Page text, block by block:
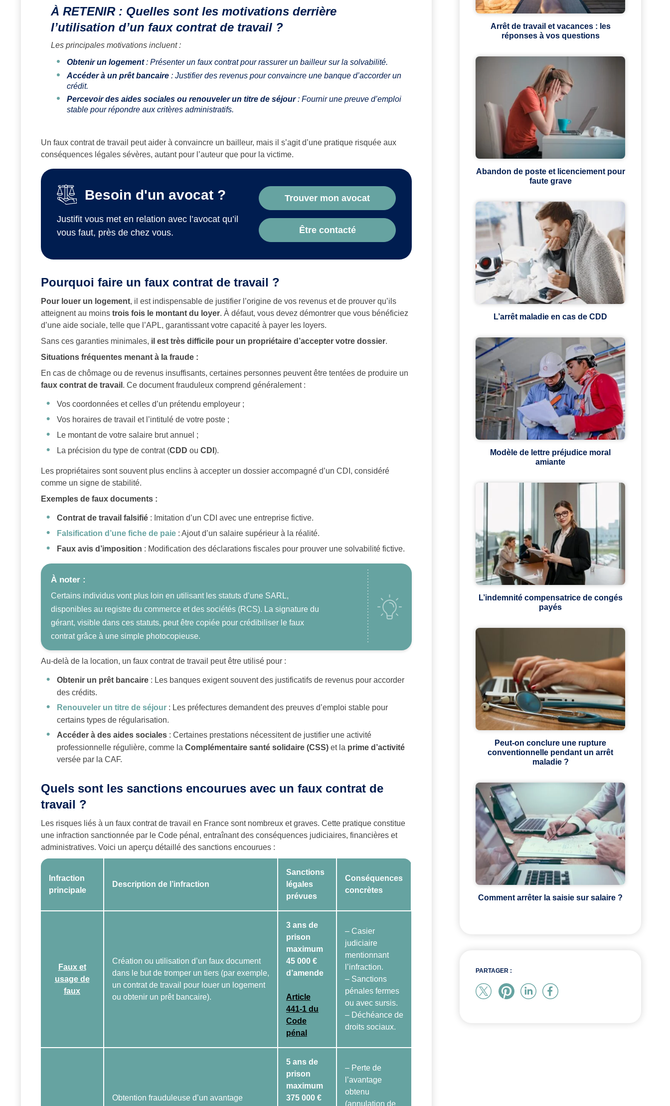
À RETENIR : Quelles sont les motivations derrière
l’utilisation d’un faux contrat de travail ?
Les principales motivations incluent :
Obtenir un logement: Présenter un faux contrat pour rassurer un bailleur sur la solvabilité.
Accéder à un prêt bancaire : Justifier des revenus pour convaincre une banque d’accorder un
crédit.
Percevoir des aides sociales ou renouveler un titre de séjour: Fournir une preuve d’emploi
stable pour répondre aux critères administratifs.
Un faux contrat de travail peut aider à convaincre un bailleur, mais il s’agit d’une pratique risquée aux
conséquences légales sévères, autant pour l’auteur que pour la victime.
Besoin d'un avocat ?
Justifit vous met en relation avec l’avocat qu’il
vous faut, près de chez vous.
Trouver mon avocat
Être contacté
Pourquoi faire un faux contrat de travail ?
Pour louer un logement, il est indispensable de justifier l’origine de vos revenus et de prouver qu’ils
atteignent au moins trois fois le montant du loyer. À défaut, vous devez démontrer que vous bénéficiez
d’une aide sociale, telle que l’APL, garantissant votre capacité à payer les loyers.
Sans ces garanties minimales, il est très difficile pour un propriétaire d’accepter votre dossier.
Situations fréquentes menant à la fraude :
En cas de chômage ou de revenus insuffisants, certaines personnes peuvent être tentées de produire un
faux contrat de travail . Ce document frauduleux comprend généralement :
Vos coordonnées et celles d’un prétendu employeur ;
Vos horaires de travail et l’intitulé de votre poste ;
Le montant de votre salaire brut annuel ;
La précision du type de contrat (CDD ou CDI ).
Les propriétaires sont souvent plus enclins à accepter un dossier accompagné d’un CDI, considéré
comme un signe de stabilité.
Exemples de faux documents :
Contrat de travail falsifié : Imitation d’un CDI avec une entreprise fictive.
Falsification d’une fiche de paie : Ajout d’un salaire supérieur à la réalité.
Faux avis d’imposition : Modification des déclarations fiscales pour prouver une solvabilité fictive.
À noter :
Certains individus vont plus loin en utilisant les statuts d’une SARL,
disponibles au registre du commerce et des sociétés (RCS). La signature du
gérant, visible dans ces statuts, peut être copiée pour crédibiliser le faux
contrat grâce à une simple photocopieuse.
Au-delà de la location, un faux contrat de travail peut être utilisé pour :
Obtenir un prêt bancaire : Les banques exigent souvent des justificatifs de revenus pour accorder
des crédits.
Renouveler un titre de séjour : Les préfectures demandent des preuves d’emploi stable pour
certains types de régularisation.
Accéder à des aides sociales : Certaines prestations nécessitent de justifier une activité
professionnelle régulière, comme la Complémentaire santé solidaire (CSS) et la prime d’activité
versée par la CAF.
Quels sont les sanctions encourues avec un faux contrat de
travail ?
Les risques liés à un faux contrat de travail en France sont nombreux et graves. Cette pratique constitue
une infraction sanctionnée par le Code pénal, entraînant des conséquences judiciaires, financières et
administratives. Voici un aperçu détaillé des sanctions encourues :
Infraction
principale
Description de l’infraction
Sanctions
légales
prévues
Conséquences
concrètes
Faux et
usage de
faux
Création ou utilisation d’un faux document
dans le but de tromper un tiers (par exemple,
un contrat de travail pour louer un logement
ou obtenir un prêt bancaire).
3 ans de
prison
maximum
45 000 €
d’amende
Article
441-1 du
Code
pénal
– Casier
judiciaire
mentionnant
l’infraction.
– Sanctions
pénales fermes
ou avec sursis.
– Déchéance de
droits sociaux.
Obtention frauduleuse d’un avantage
5 ans de
prison
maximum
375 000 €
– Perte de
l’avantage
obtenu
(annulation de
Arrêt de travail et vacances : les
réponses à vos questions
Abandon de poste et licenciement pour
faute grave
L’arrêt maladie en cas de CDD
Modèle de lettre préjudice moral
amiante
L’indemnité compensatrice de congés
payés
Peut-on conclure une rupture
conventionnelle pendant un arrêt
maladie ?
Comment arrêter la saisie sur salaire ?
PARTAGER :